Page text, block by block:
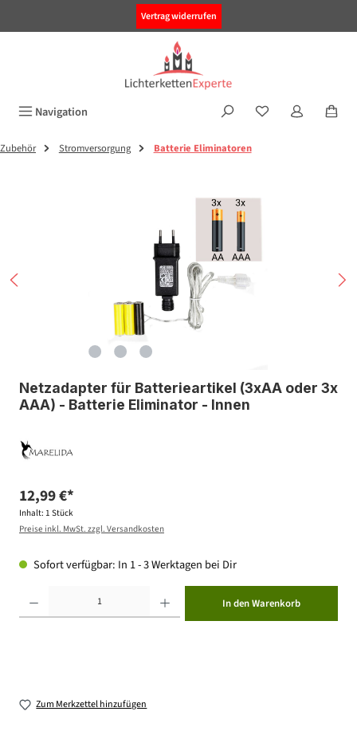
Vertrag widerrufen
Navigation
Zubehör Stromversorgung Batterie Eliminatoren
Netzadapter für Batterieartikel (3xAA oder 3x
AAA) - Batterie Eliminator - Innen
12,99 €*
Inhalt: 1 Stück
Preise inkl. MwSt. zzgl. Versandkosten
Sofort verfügbar: In 1 - 3 Werktagen bei Dir
In den Warenkorb
Zum Merkzettel hinzufügen